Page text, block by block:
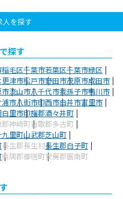
人を探す
探す
毛区千葉市若葉区千葉市緑区
更津市松戸市野田市茂原市成田市
市流山市八千代市我孫子市鴨川市
浦市八街市印西市白井市富里市
白里市印旛郡酒々井町
郡神崎町香取郡多古町
里町山武郡芝山町
長生郡長生村長生郡白子町
夷隅郡御宿町安房郡鋸南町